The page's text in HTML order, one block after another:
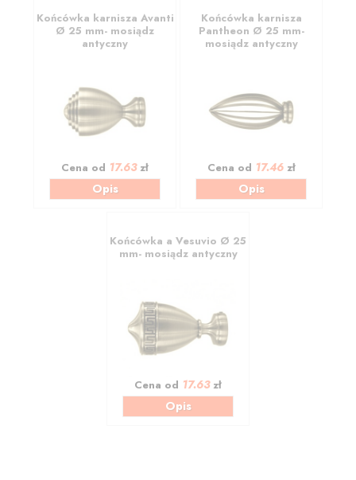
Końcówka karnisza Avanti
Ø 25 mm- mosiądz
antyczny
Cena od 17.63zł
Opis
Końcówka karnisza
Pantheon Ø 25 mm-
mosiądz antyczny
Cena od 17.46zł
Opis
Końcówka a Vesuvio Ø 25
mm- mosiądz antyczny
Cena od 17.63zł
Opis